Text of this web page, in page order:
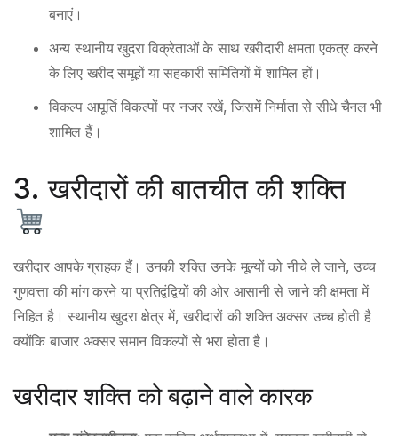
बनाएं।
अन्य स्थानीय खुदरा विक्रेताओं के साथ खरीदारी क्षमता एकत्र करने
के लिए खरीद समूहों या सहकारी समितियों में शामिल हों।
विकल्प आपूर्ति विकल्पों पर नजर रखें, जिसमें निर्माता से सीधे चैनल भी
शामिल हैं।
3. खरीदारों की बातचीत की शक्ति
खरीदार आपके ग्राहक हैं। उनकी शक्ति उनके मूल्यों को नीचे ले जाने, उच्च
गुणवत्ता की मांग करने या प्रतिद्वंद्वियों की ओर आसानी से जाने की क्षमता में
निहित है। स्थानीय खुदरा क्षेत्र में, खरीदारों की शक्ति अक्सर उच्च होती है
क्योंकि बाजार अक्सर समान विकल्पों से भरा होता है।
खरीदार शक्ति को बढ़ाने वाले कारक